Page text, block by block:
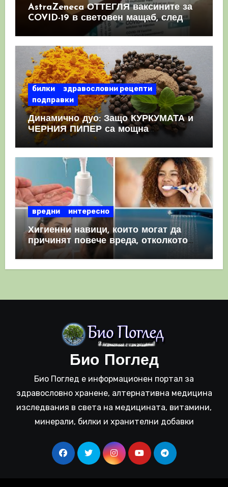
AstraZeneca ОТТЕГЛЯ ваксините за
COVID-19 в световен мащаб, след
като призна, че те причиняват
КРЪВНИ съсиреци
билки
здравословни рецепти
подправки
Динамично дуо: Защо КУРКУМАТА и
ЧЕРНИЯ ПИПЕР са мощна
комбинация
вредни интересно
Хигиенни навици, които могат да
причинят повече вреда, отколкото
полза
Био Поглед
Био Поглед е информационен портал за
здравословно хранене, алтернативна медицина
изследвания в света на медицината, витамини,
минерали, билки и хранителни добавки